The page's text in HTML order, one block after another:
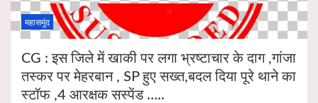
महासमुंद
CG : इस जिले में खाकी पर लगा भ्रष्टाचार के दाग ,गांजा
तस्कर पर मेहरबान , SP हुए सख्त,बदल दिया पूरे थाने का
स्टॉफ ,4 आरक्षक सस्पेंड …..